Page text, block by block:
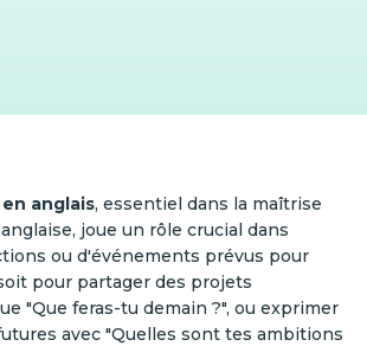
anglais, essentiel dans la maîtrise
joue un rôle crucial dans
ou d'événements prévus pour
pour partager des projets
"Que feras-tu demain ?", ou exprimer
avec "Quelles sont tes ambitions